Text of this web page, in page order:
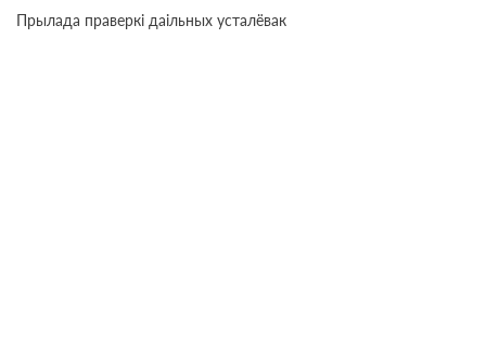
Прылада праверкі даільных усталёвак